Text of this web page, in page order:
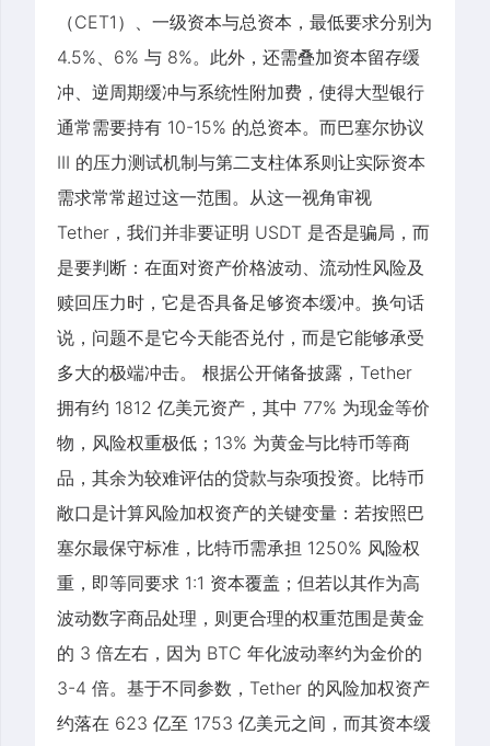
（CET1）、一级资本与总资本，最低要求分别为
4.5%、6% 与 8%。此外，还需叠加资本留存缓
冲、逆周期缓冲与系统性附加费，使得大型银行
通常需要持有 10-15% 的总资本。而巴塞尔协议
III 的压力测试机制与第二支柱体系则让实际资本
需求常常超过这一范围。从这一视角审视
Tether，我们并非要证明 USDT 是否是骗局，而
是要判断：在面对资产价格波动、流动性风险及
赎回压力时，它是否具备足够资本缓冲。换句话
说，问题不是它今天能否兑付，而是它能够承受
多大的极端冲击。 根据公开储备披露，Tether
拥有约 1812 亿美元资产，其中 77% 为现金等价
物，风险权重极低；13% 为黄金与比特币等商
品，其余为较难评估的贷款与杂项投资。比特币
敞口是计算风险加权资产的关键变量：若按照巴
塞尔最保守标准，比特币需承担 1250% 风险权
重，即等同要求 1:1 资本覆盖；但若以其作为高
波动数字商品处理，则更合理的权重范围是黄金
的 3 倍左右，因为 BTC 年化波动率约为金价的
3-4 倍。基于不同参数，Tether 的风险加权资产
约落在 623 亿至 1753 亿美元之间，而其资本缓